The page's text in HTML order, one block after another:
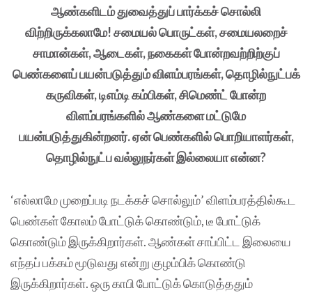
ஆண்களிடம் துவைத்துப் பார்க்கச் சொல்லி
விற்றிருக்கலாமே! சமையல் பொருட்கள், சமையலறைச்
சாமான்கள், ஆடைகள், நகைகள் போன்றவற்றிற்குப்
பெண்களைப் பயன்படுத்தும் விளம்பரங்கள், தொழில்நுட்பக்
கருவிகள், டிஎம்டி கம்பிகள், சிமெண்ட் போன்ற
விளம்பரங்களில் ஆண்களை மட்டுமே
பயன்படுத்துகின்றனர். ஏன் பெண்களில் பொறியாளர்கள்,
தொழில்நுட்ப வல்லுநர்கள் இல்லையா என்ன?
‘எல்லாமே முறைப்படி நடக்கச் சொல்லும்’ விளம்பரத்தில்கூட
பெண்கள் கோலம் போட்டுக் கொண்டும், டீ போட்டுக்
கொண்டும் இருக்கிறார்கள். ஆண்கள் சாப்பிட்ட இலையை
எந்தப் பக்கம் மூடுவது என்று குழம்பிக் கொண்டு
இருக்கிறார்கள். ஒரு காபி போட்டுக் கொடுத்ததும்